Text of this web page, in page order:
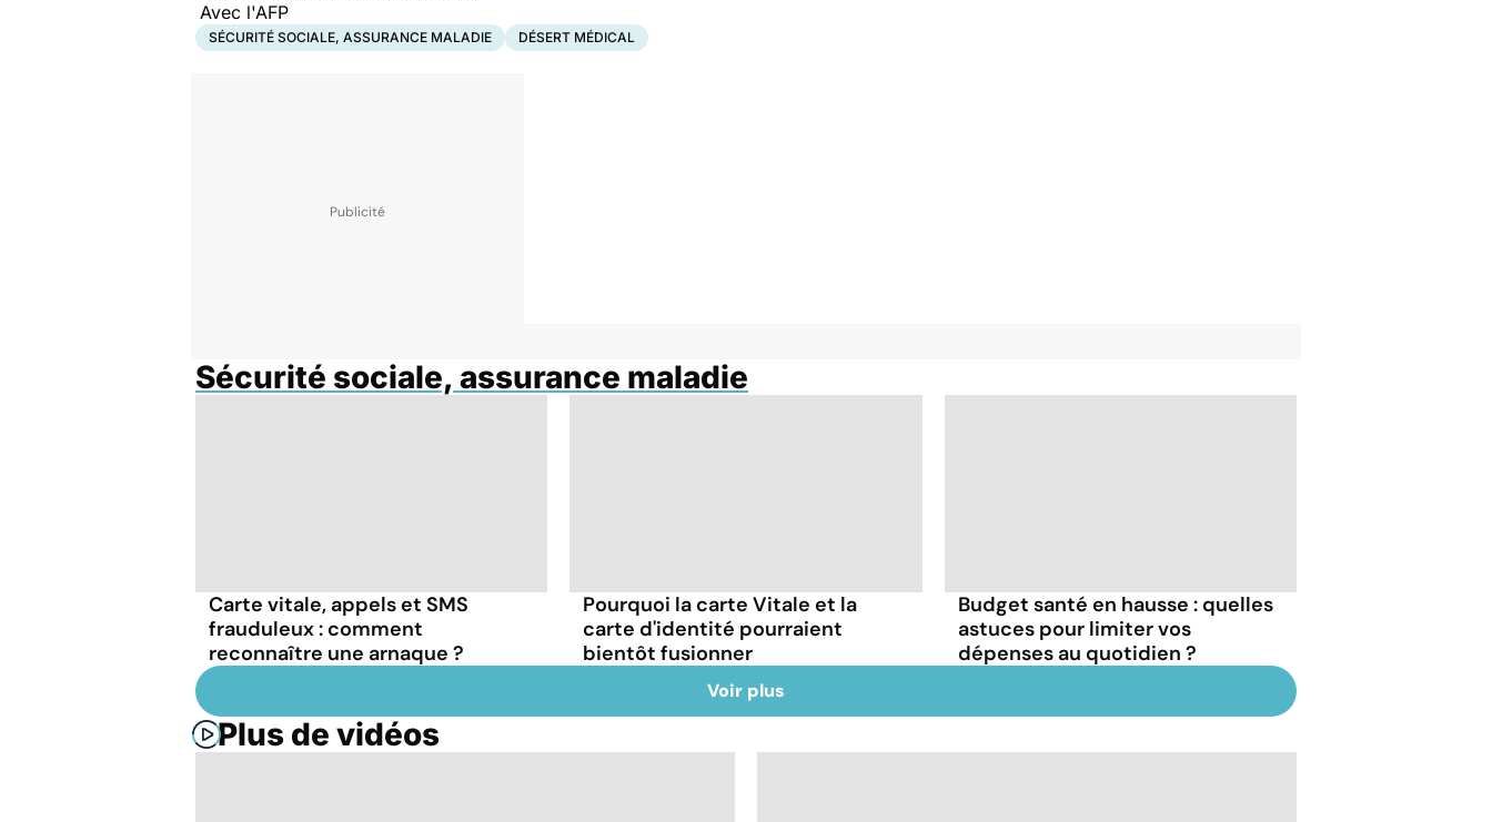
Avec l'AFP
SÉCURITÉ SOCIALE, ASSURANCE MALADIE DÉSERT MÉDICAL
Sécurité sociale, assurance maladie
Carte vitale, appels et SMS
frauduleux : comment
reconnaître une arnaque ?
Pourquoi la carte Vitale et la
carte d'identité pourraient
bientôt fusionner
Budget santé en hausse : quelles
astuces pour limiter vos
dépenses au quotidien ?
Voir plus
Plus de vidéos